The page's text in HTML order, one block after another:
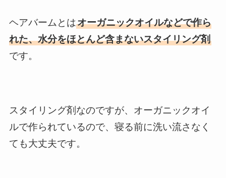
ヘアバームとはオーガニックオイルなどで作ら
れた、水分をほとんど含まないスタイリング剤
です。
スタイリング剤なのですが、オーガニックオイ
ルで作られているので、寝る前に洗い流さなく
ても大丈夫です。